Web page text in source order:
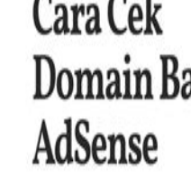
V
Vitaflow
Vtech
W